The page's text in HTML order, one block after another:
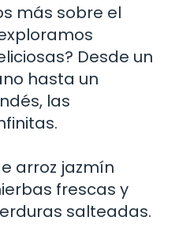
más sobre el
Desde un
hasta un
las
arroz jazmín
frescas y
salteadas.